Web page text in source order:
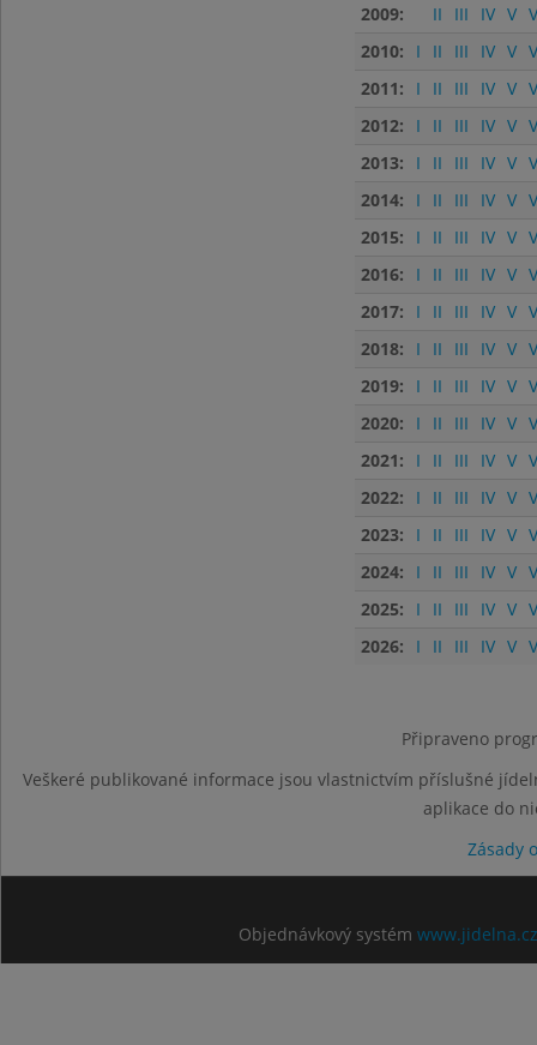
2009:
II III IV V
2010:
I II III IV V
2011:
I II III IV V
2012:
I II III IV V
2013:
I II III IV V
2014:
I II III IV V
2015:
I II III IV V
2016:
I II III IV V
2017:
I II III IV V
2018:
I II III IV V
2019:
I II III IV V
2020:
I II III IV V
2021:
I II III IV V
2022:
I II III IV V
2023:
I II III IV V
2024:
I II III IV V
2025:
I II III IV V
2026:
I II III IV V
Připraveno
Veškeré publikované informace jsou vlastnictvím příslušné
aplikace do
Zásady
Objednávkový systém www.jidelna.cz